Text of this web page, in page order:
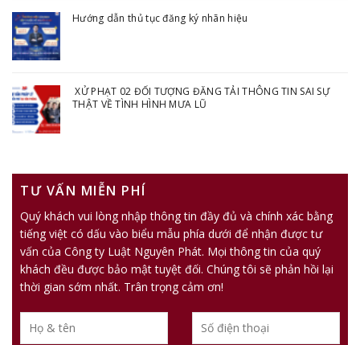
Hướng dẫn thủ tục đăng ký nhãn hiệu
XỬ PHẠT 02 ĐỐI TƯỢNG ĐĂNG TẢI THÔNG TIN SAI SỰ
THẬT VỀ TÌNH HÌNH MƯA LŨ
TƯ VẤN MIỄN PHÍ
Quý khách vui lòng nhập thông tin đầy đủ và chính xác bằng
tiếng việt có dấu vào biểu mẫu phía dưới để nhận được tư
vấn của Công ty Luật Nguyên Phát. Mọi thông tin của quý
khách đều được bảo mật tuyệt đối. Chúng tôi sẽ phản hồi lại
thời gian sớm nhất. Trân trọng cảm ơn!